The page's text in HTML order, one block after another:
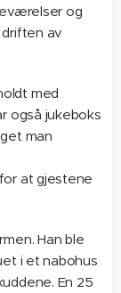
og
driften av
med
også jukeboks
man
at gjestene
Han ble
i et nabohus
En 25